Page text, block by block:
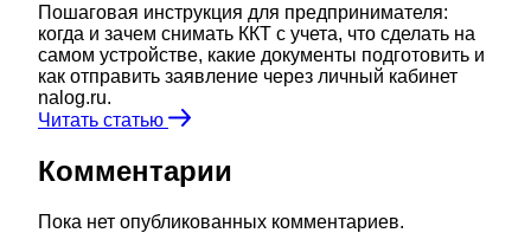
Пошаговая инструкция для предпринимателя:
когда и зачем снимать ККТ с учета, что сделать на
самом устройстве, какие документы подготовить и
как отправить заявление через личный кабинет
nalog.ru.
Читать статью
Комментарии
Пока нет опубликованных комментариев.